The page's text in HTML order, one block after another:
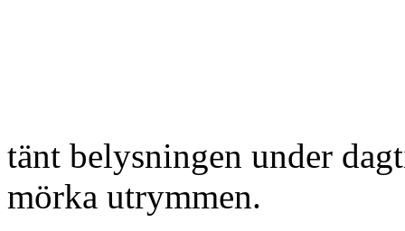
tänt belysningen under
mörka utrymmen.